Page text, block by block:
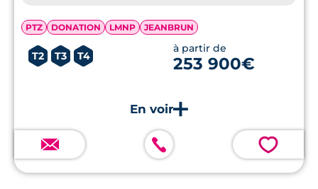
PTZ DONATION LMNP JEANBRUN
T2 T3 T4
à partir de
253 900€
💗